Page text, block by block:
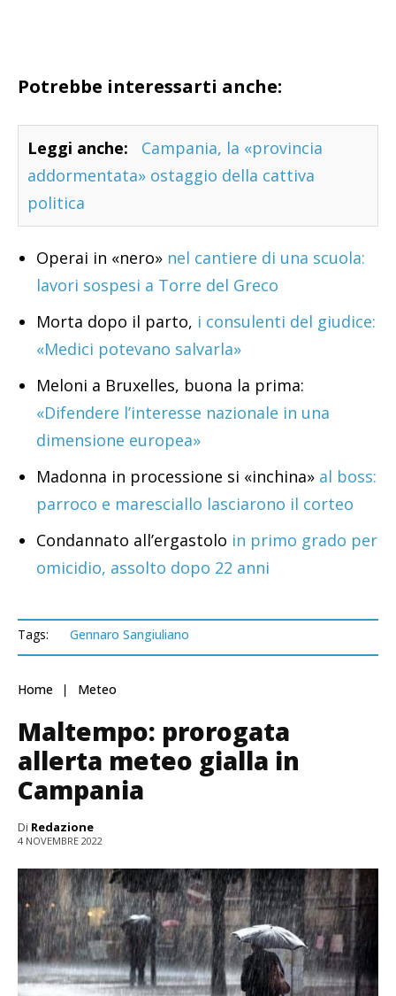
Potrebbe interessarti anche:
Leggi anche:
Campania, la «provincia
addormentata» ostaggio della cattiva
politica
Operai in «nero» nel cantiere di una scuola:
lavori sospesi a Torre del Greco
Morta dopo il parto, i consulenti del giudice:
«Medici potevano salvarla»
Meloni a Bruxelles, buona la prima:
«Difendere l’interesse nazionale in una
dimensione europea»
Madonna in processione si «inchina» al boss:
parroco e maresciallo lasciarono il corteo
Condannato all’ergastolo in primo grado per
omicidio, assolto dopo 22 anni
Tags: Gennaro Sangiuliano
Home Meteo
Maltempo: prorogata
allerta meteo gialla in
Campania
Di Redazione
4 NOVEMBRE 2022